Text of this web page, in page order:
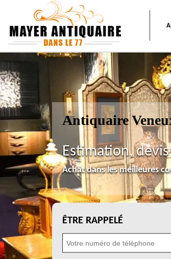
Antiquaire
Estimation,
Achat dans les meilleures
ÊTRE RAPPELÉ